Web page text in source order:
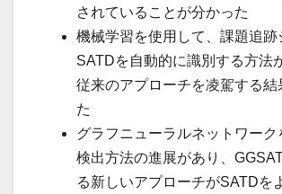
されていることが分かった
機械学習を使用して、課題追跡
SATDを自動的に識別する方法
従来のアプローチを凌駕する結
た
グラフニューラルネットワーク
検出方法の進展があり、
る新しいアプローチがSATDを